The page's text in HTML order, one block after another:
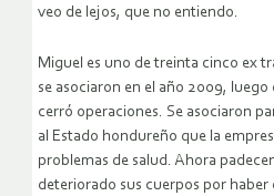
veo de lejos, que no entiendo.
Miguel es uno de treinta cinco ex
se asociaron en el año 2009,
cerró operaciones. Se asociaron
al Estado hondureño que la
problemas de salud. Ahora
deteriorado sus cuerpos por haber